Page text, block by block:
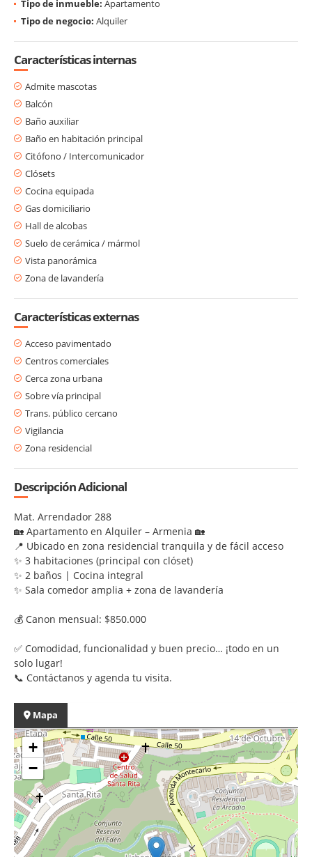
Tipo de inmueble: Apartamento
Tipo de negocio: Alquiler
Características internas
Admite mascotas
Balcón
Baño auxiliar
Baño en habitación principal
Citófono / Intercomunicador
Clósets
Cocina equipada
Gas domiciliario
Hall de alcobas
Suelo de cerámica / mármol
Vista panorámica
Zona de lavandería
Características externas
Acceso pavimentado
Centros comerciales
Cerca zona urbana
Sobre vía principal
Trans. público cercano
Vigilancia
Zona residencial
Descripción Adicional
Mat. Arrendador 288
🏡 Apartamento en Alquiler – Armenia 🏡
📍 Ubicado en zona residencial tranquila y de fácil acceso
✨ 3 habitaciones (principal con clóset)
✨ 2 baños | Cocina integral
✨ Sala comedor amplia + zona de lavandería
💰 Canon mensual: $850.000
✅ Comodidad, funcionalidad y buen precio… ¡todo en un
solo lugar!
📞 Contáctanos y agenda tu visita.
Mapa
+
−